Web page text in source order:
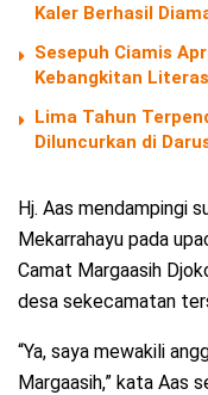
Kaler Berhasil
Sesepuh Ciamis
Kebangkitan
Lima Tahun
Diluncurkan di
Hj. Aas mendampingi
Mekarrahayu pada
Camat Margaasih
desa sekecamatan
“Ya, saya mewakili
Margaasih,” kata Aas